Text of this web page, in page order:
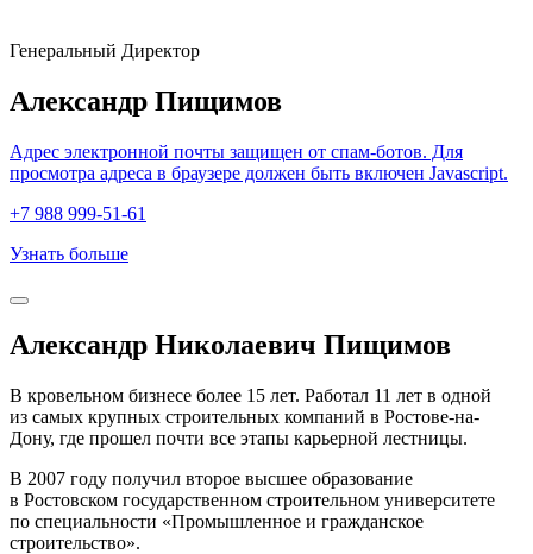
Генеральный Директор
Александр Пищимов
Адрес электронной почты защищен от спам-ботов. Для
просмотра адреса в браузере должен быть включен Javascript.
+7 988 999-51-61
Узнать больше
Александр Николаевич Пищимов
В кровельном бизнесе более 15 лет. Работал 11 лет в одной
из самых крупных строительных компаний в Ростове-на-
Дону, где прошел почти все этапы карьерной лестницы.
В 2007 году получил второе высшее образование
в Ростовском государственном строительном университете
по специальности «Промышленное и гражданское
строительство».